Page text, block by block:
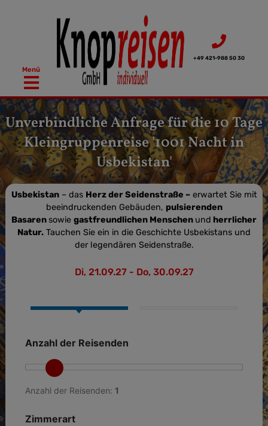
Menü
+49 421-988 50 30
Unverbindliche Anfrage für die 10 Tage
Kleingruppenreise '1001 Nacht in
Usbekistan'
Usbekistan– das Herz der Seidenstraße –erwartet Sie mit
beeindruckenden Gebäuden, pulsierenden
Basarensowie gastfreundlichen Menschen und herrlicher
Natur. Tauchen Sie ein in die Geschichte Usbekistans und
der legendären Seidenstraße.
Di, 21.09.27 - Do, 30.09.27
Anzahl der Reisenden
Anzahl der Reisenden: 1
Zimmerart